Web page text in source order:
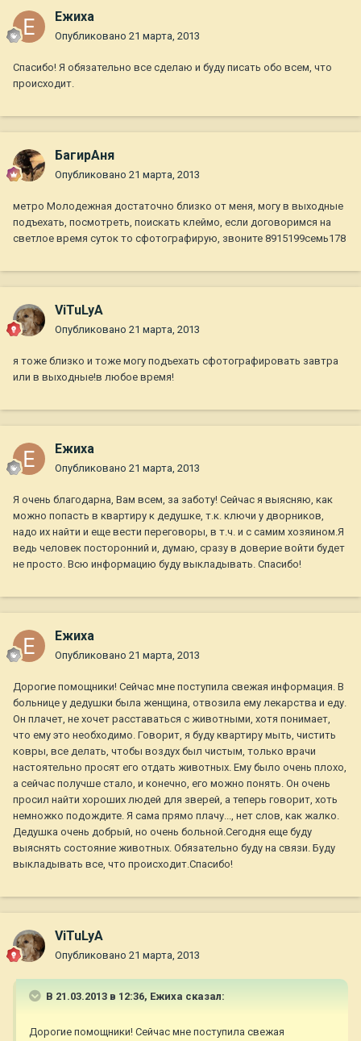
Ежиха
Опубликовано 21 марта, 2013
Спасибо! Я обязательно все сделаю и буду писать обо всем, что
происходит.
БагирАня
Опубликовано 21 марта, 2013
метро Молодежная достаточно близко от меня, могу в выходные
подъехать, посмотреть, поискать клеймо, если договоримся на
светлое время суток то сфотографирую, звоните 8915199семь178
ViTuLyA
Опубликовано 21 марта, 2013
я тоже близко и тоже могу подъехать сфотографировать завтра
или в выходные!в любое время!
Ежиха
Опубликовано 21 марта, 2013
Я очень благодарна, Вам всем, за заботу! Сейчас я выясняю, как
можно попасть в квартиру к дедушке, т.к. ключи у дворников,
надо их найти и еще вести переговоры, в т.ч. и с самим хозяином.Я
ведь человек посторонний и, думаю, сразу в доверие войти будет
не просто. Всю информацию буду выкладывать. Спасибо!
Ежиха
Опубликовано 21 марта, 2013
Дорогие помощники! Сейчас мне поступила свежая информация. В
больнице у дедушки была женщина, отвозила ему лекарства и еду.
Он плачет, не хочет расставаться с животными, хотя понимает,
что ему это необходимо. Говорит, я буду квартиру мыть, чистить
ковры, все делать, чтобы воздух был чистым, только врачи
настоятельно просят его отдать животных. Ему было очень плохо,
а сейчас получше стало, и конечно, его можно понять. Он очень
просил найти хороших людей для зверей, а теперь говорит, хоть
немножко подождите. Я сама прямо плачу..., нет слов, как жалко.
Дедушка очень добрый, но очень больной.Сегодня еще буду
выяснять состояние животных. Обязательно буду на связи. Буду
выкладывать все, что происходит.Спасибо!
ViTuLyA
Опубликовано 21 марта, 2013
В 21.03.2013 в 12:36, Ежиха сказал:
Дорогие помощники! Сейчас мне поступила свежая